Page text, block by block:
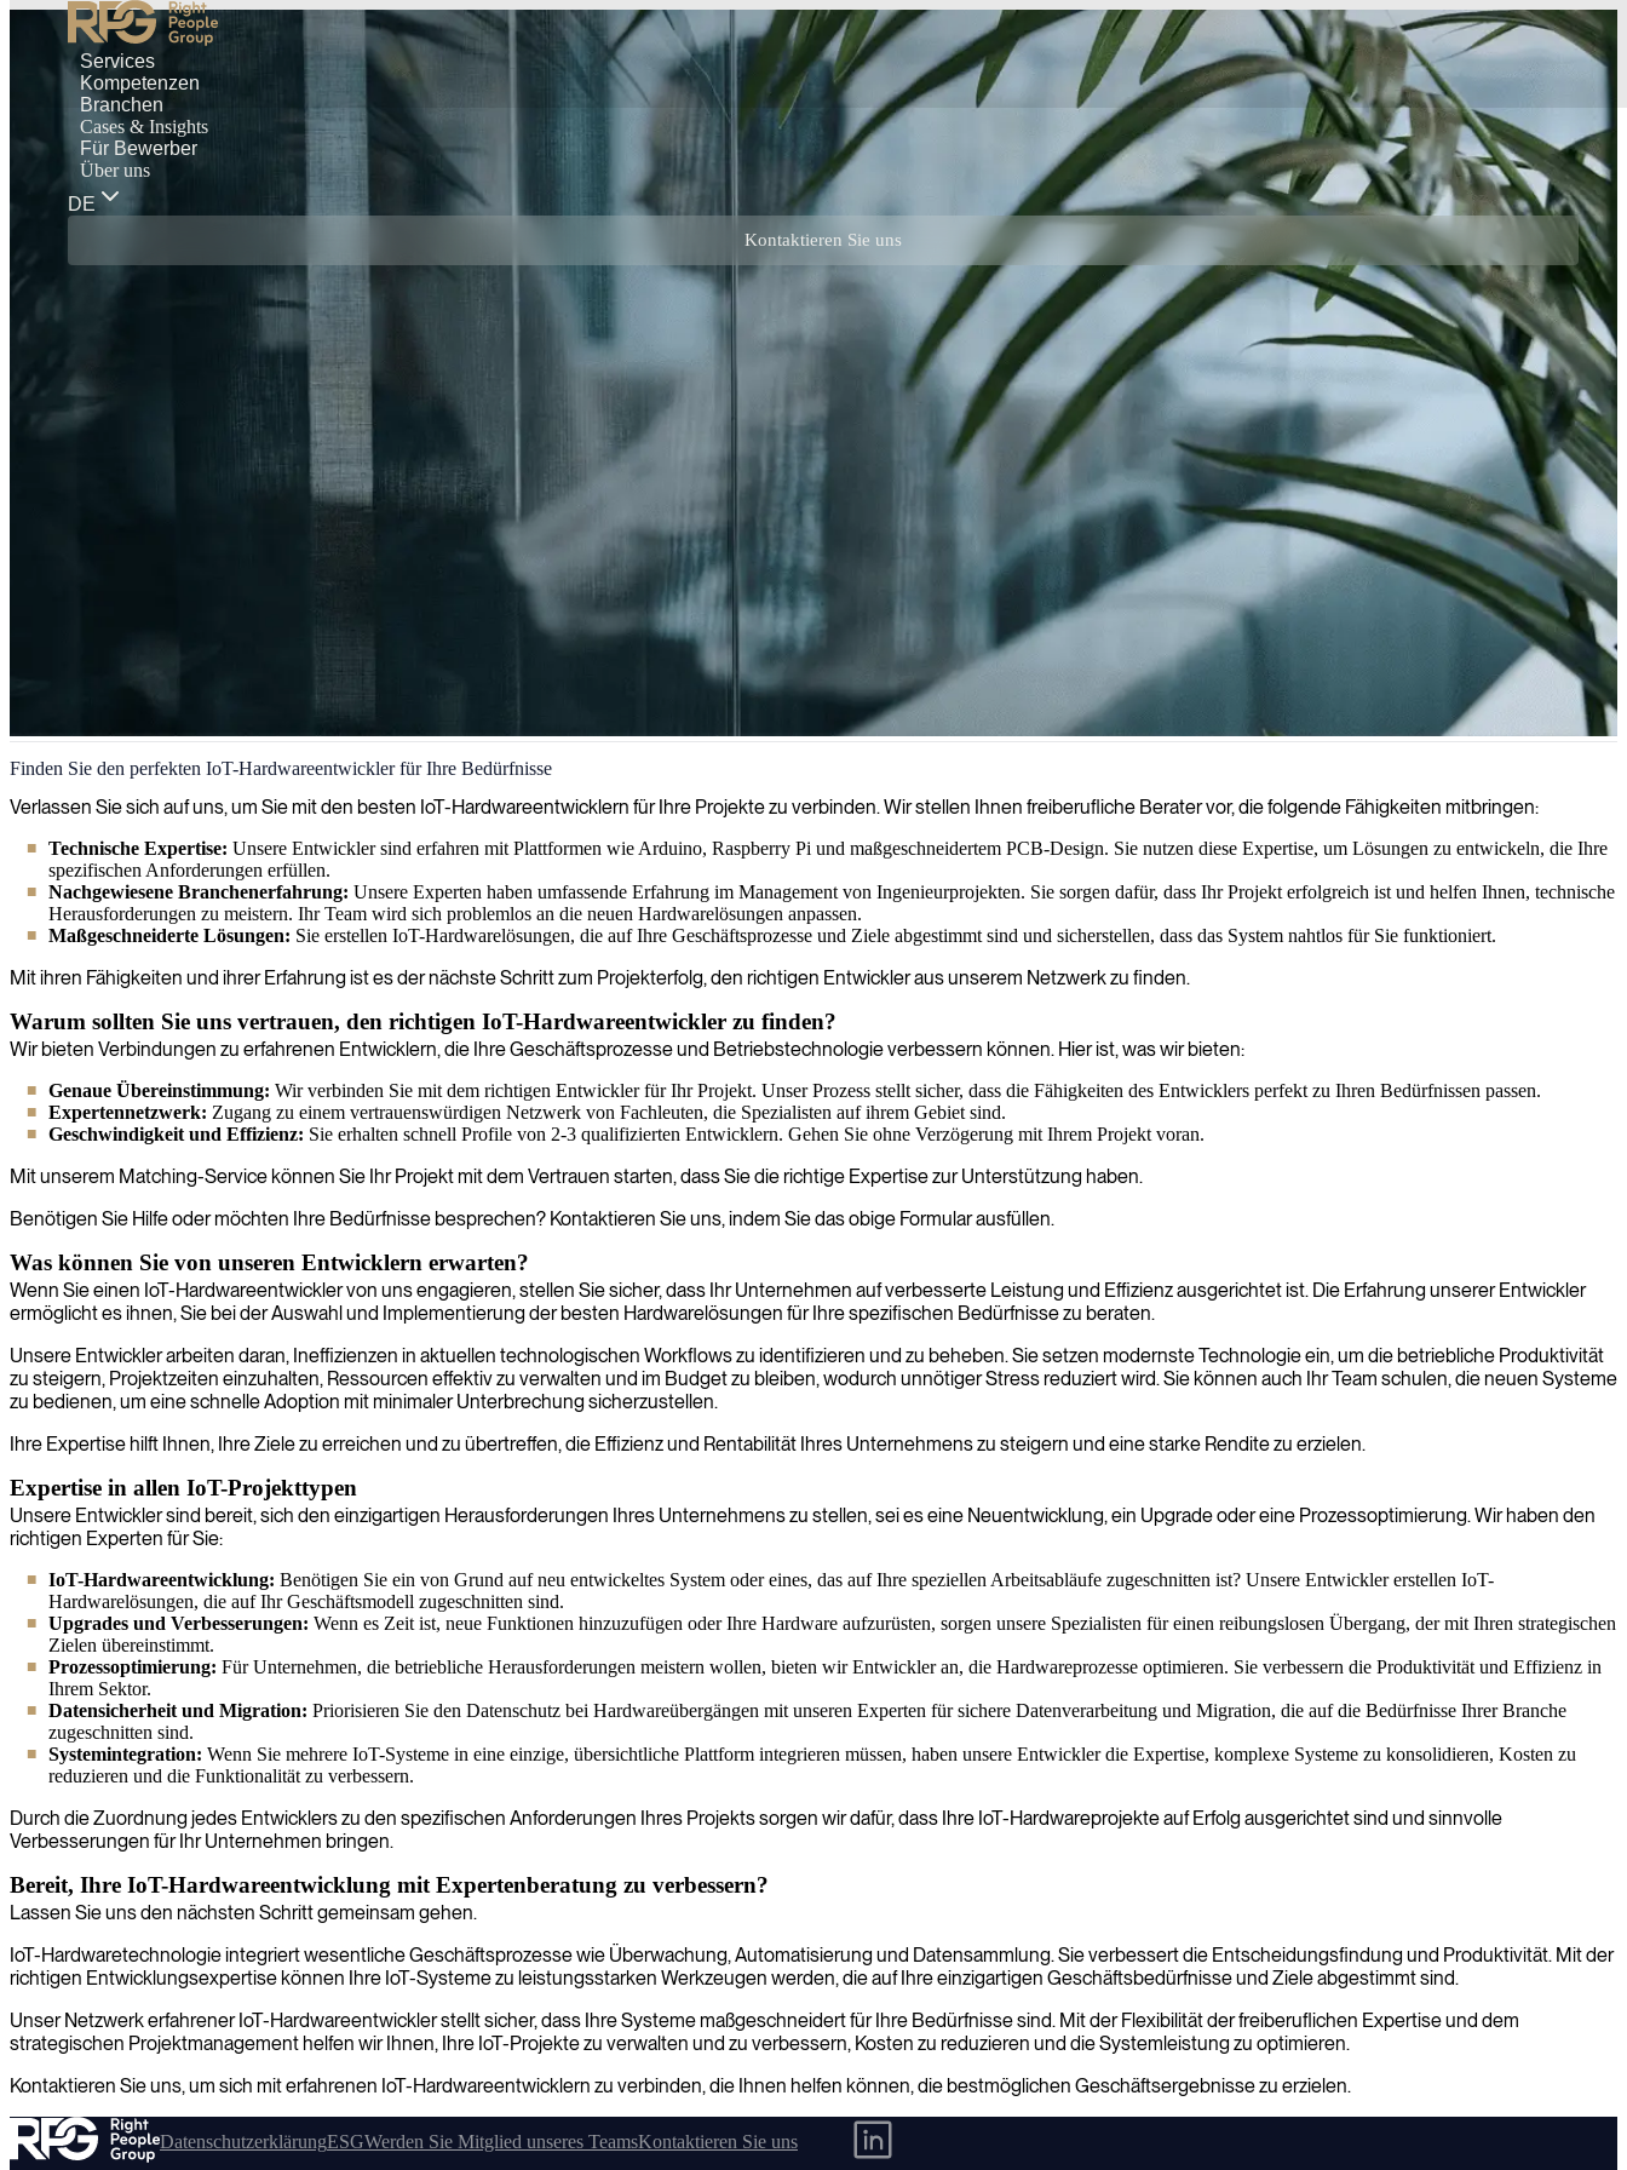
Services
Kompetenzen
Branchen
Cases & Insights
Für Bewerber
Über uns
DE
Kontaktieren Sie uns
IoT-Hardwareentwicklung
Wir liefern Experten für IoT-Hardwareentwicklung, um Kunden zum Projekterfolg zu führen und einen nahtlosen Weg vom Konzept zum marktfähigen Produkt zu gewährleisten.
Finden Sie den perfekten IoT-Hardwareentwickler für Ihre Bedürfnisse
Verlassen Sie sich auf uns, um Sie mit den besten IoT-Hardwareentwicklern für Ihre Projekte zu verbinden. Wir stellen Ihnen freiberufliche Berater vor, die folgende Fähigkeiten mitbringen:
Technische Expertise: Unsere Entwickler sind erfahren mit Plattformen wie Arduino, Raspberry Pi und maßgeschneidertem PCB-Design. Sie nutzen diese Expertise, um Lösungen zu entwickeln, die Ihre
spezifischen Anforderungen erfüllen.
Nachgewiesene Branchenerfahrung: Unsere Experten haben umfassende Erfahrung im Management von Ingenieurprojekten. Sie sorgen dafür, dass Ihr Projekt erfolgreich ist und helfen Ihnen, technische
Herausforderungen zu meistern. Ihr Team wird sich problemlos an die neuen Hardwarelösungen anpassen.
Maßgeschneiderte Lösungen: Sie erstellen IoT-Hardwarelösungen, die auf Ihre Geschäftsprozesse und Ziele abgestimmt sind und sicherstellen, dass das System nahtlos für Sie funktioniert.
Mit ihren Fähigkeiten und ihrer Erfahrung ist es der nächste Schritt zum Projekterfolg, den richtigen Entwickler aus unserem Netzwerk zu finden.
Warum sollten Sie uns vertrauen, den richtigen IoT-Hardwareentwickler zu finden?
Wir bieten Verbindungen zu erfahrenen Entwicklern, die Ihre Geschäftsprozesse und Betriebstechnologie verbessern können. Hier ist, was wir bieten:
Genaue Übereinstimmung: Wir verbinden Sie mit dem richtigen Entwickler für Ihr Projekt. Unser Prozess stellt sicher, dass die Fähigkeiten des Entwicklers perfekt zu Ihren Bedürfnissen passen.
Expertennetzwerk: Zugang zu einem vertrauenswürdigen Netzwerk von Fachleuten, die Spezialisten auf ihrem Gebiet sind.
Geschwindigkeit und Effizienz: Sie erhalten schnell Profile von 2-3 qualifizierten Entwicklern. Gehen Sie ohne Verzögerung mit Ihrem Projekt voran.
Mit unserem Matching-Service können Sie Ihr Projekt mit dem Vertrauen starten, dass Sie die richtige Expertise zur Unterstützung haben.
Benötigen Sie Hilfe oder möchten Ihre Bedürfnisse besprechen? Kontaktieren Sie uns, indem Sie das obige Formular ausfüllen.
Was können Sie von unseren Entwicklern erwarten?
Wenn Sie einen IoT-Hardwareentwickler von uns engagieren, stellen Sie sicher, dass Ihr Unternehmen auf verbesserte Leistung und Effizienz ausgerichtet ist. Die Erfahrung unserer Entwickler
ermöglicht es ihnen, Sie bei der Auswahl und Implementierung der besten Hardwarelösungen für Ihre spezifischen Bedürfnisse zu beraten.
Unsere Entwickler arbeiten daran, Ineffizienzen in aktuellen technologischen Workflows zu identifizieren und zu beheben. Sie setzen modernste Technologie ein, um die betriebliche Produktivität
zu steigern, Projektzeiten einzuhalten, Ressourcen effektiv zu verwalten und im Budget zu bleiben, wodurch unnötiger Stress reduziert wird. Sie können auch Ihr Team schulen, die neuen Systeme
zu bedienen, um eine schnelle Adoption mit minimaler Unterbrechung sicherzustellen.
Ihre Expertise hilft Ihnen, Ihre Ziele zu erreichen und zu übertreffen, die Effizienz und Rentabilität Ihres Unternehmens zu steigern und eine starke Rendite zu erzielen.
Expertise in allen IoT-Projekttypen
Unsere Entwickler sind bereit, sich den einzigartigen Herausforderungen Ihres Unternehmens zu stellen, sei es eine Neuentwicklung, ein Upgrade oder eine Prozessoptimierung. Wir haben den
richtigen Experten für Sie:
IoT-Hardwareentwicklung: Benötigen Sie ein von Grund auf neu entwickeltes System oder eines, das auf Ihre speziellen Arbeitsabläufe zugeschnitten ist? Unsere Entwickler erstellen IoT-
Hardwarelösungen, die auf Ihr Geschäftsmodell zugeschnitten sind.
Upgrades und Verbesserungen: Wenn es Zeit ist, neue Funktionen hinzuzufügen oder Ihre Hardware aufzurüsten, sorgen unsere Spezialisten für einen reibungslosen Übergang, der mit Ihren strategischen
Zielen übereinstimmt.
Prozessoptimierung: Für Unternehmen, die betriebliche Herausforderungen meistern wollen, bieten wir Entwickler an, die Hardwareprozesse optimieren. Sie verbessern die Produktivität und Effizienz in
Ihrem Sektor.
Datensicherheit und Migration: Priorisieren Sie den Datenschutz bei Hardwareübergängen mit unseren Experten für sichere Datenverarbeitung und Migration, die auf die Bedürfnisse Ihrer Branche
zugeschnitten sind.
Systemintegration: Wenn Sie mehrere IoT-Systeme in eine einzige, übersichtliche Plattform integrieren müssen, haben unsere Entwickler die Expertise, komplexe Systeme zu konsolidieren, Kosten zu
reduzieren und die Funktionalität zu verbessern.
Durch die Zuordnung jedes Entwicklers zu den spezifischen Anforderungen Ihres Projekts sorgen wir dafür, dass Ihre IoT-Hardwareprojekte auf Erfolg ausgerichtet sind und sinnvolle
Verbesserungen für Ihr Unternehmen bringen.
Bereit, Ihre IoT-Hardwareentwicklung mit Expertenberatung zu verbessern?
Lassen Sie uns den nächsten Schritt gemeinsam gehen.
IoT-Hardwaretechnologie integriert wesentliche Geschäftsprozesse wie Überwachung, Automatisierung und Datensammlung. Sie verbessert die Entscheidungsfindung und Produktivität. Mit der
richtigen Entwicklungsexpertise können Ihre IoT-Systeme zu leistungsstarken Werkzeugen werden, die auf Ihre einzigartigen Geschäftsbedürfnisse und Ziele abgestimmt sind.
Unser Netzwerk erfahrener IoT-Hardwareentwickler stellt sicher, dass Ihre Systeme maßgeschneidert für Ihre Bedürfnisse sind. Mit der Flexibilität der freiberuflichen Expertise und dem
strategischen Projektmanagement helfen wir Ihnen, Ihre IoT-Projekte zu verwalten und zu verbessern, Kosten zu reduzieren und die Systemleistung zu optimieren.
Kontaktieren Sie uns, um sich mit erfahrenen IoT-Hardwareentwicklern zu verbinden, die Ihnen helfen können, die bestmöglichen Geschäftsergebnisse zu erzielen.
DatenschutzerklärungESGWerden Sie Mitglied unseres TeamsKontaktieren Sie uns